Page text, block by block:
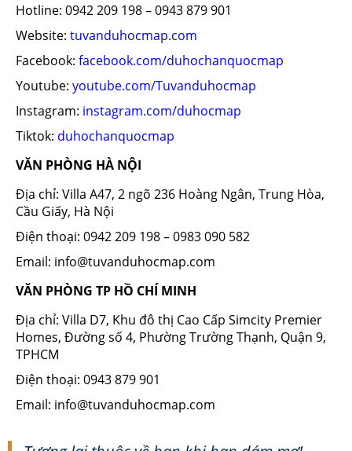
Hotline: 0942 209 198 – 0943 879 901
Website: tuvanduhocmap.com
Facebook: facebook.com/duhochanquocmap
Youtube: youtube.com/Tuvanduhocmap
Instagram: instagram.com/duhocmap
Tiktok: duhochanquocmap
VĂN PHÒNG HÀ NỘI
Địa chỉ: Villa A47, 2 ngõ 236 Hoàng Ngân, Trung Hòa,
Cầu Giấy, Hà Nội
Điện thoại: 0942 209 198 – 0983 090 582
Email: info@tuvanduhocmap.com
VĂN PHÒNG TP HỒ CHÍ MINH
Địa chỉ: Villa D7, Khu đô thị Cao Cấp Simcity Premier
Homes, Đường số 4, Phường Trường Thạnh, Quận 9,
TPHCM
Điện thoại: 0943 879 901
Email: info@tuvanduhocmap.com